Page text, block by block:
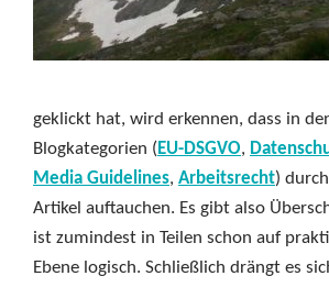
geklickt hat, wird erkennen, dass in
Blogkategorien ( EU-DSGVO,
Media Guidelines, Arbeitsrecht)
Artikel auftauchen. Es gibt also
ist zumindest in Teilen schon auf
Ebene logisch. Schließlich drängt es